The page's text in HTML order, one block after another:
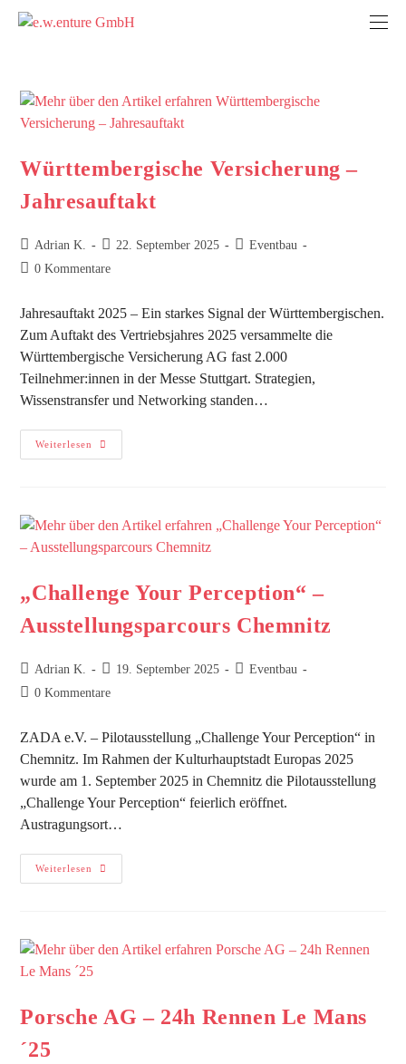
Württembergische Versicherung –
Jahresauftakt
Adrian K. 22. September 2025
Eventbau
0 Kommentare
Jahresauftakt 2025 – Ein starkes Signal der Württembergischen.
Zum Auftakt des Vertriebsjahres 2025 versammelte die
Württembergische Versicherung AG fast 2.000
Teilnehmer:innen in der Messe Stuttgart. Strategien,
Wissenstransfer und Networking standen…
Weiterlesen
„Challenge Your Perception“ –
Ausstellungsparcours Chemnitz
Adrian K. 19. September 2025
Eventbau
0 Kommentare
ZADA e.V. – Pilotausstellung „Challenge Your Perception“ in
Chemnitz. Im Rahmen der Kulturhauptstadt Europas 2025
wurde am 1. September 2025 in Chemnitz die Pilotausstellung
„Challenge Your Perception“ feierlich eröffnet.
Austragungsort…
Weiterlesen
Porsche AG – 24h Rennen Le Mans
´25